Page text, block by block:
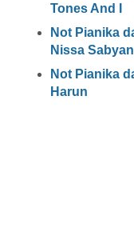
Tones And I
Not Pianika
Nissa Sabyan
Not Pianika
Harun